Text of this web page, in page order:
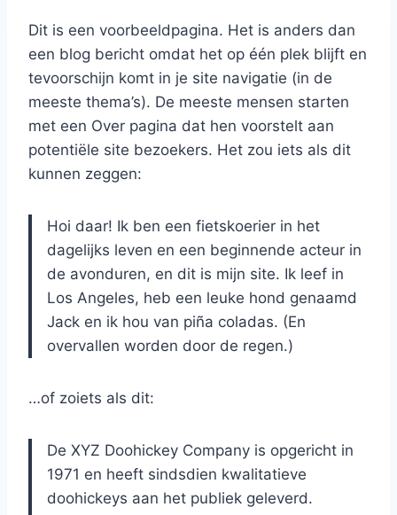
Dit is een voorbeeldpagina. Het is anders dan
een blog bericht omdat het op één plek blijft en
tevoorschijn komt in je site navigatie (in de
meeste thema’s). De meeste mensen starten
met een Over pagina dat hen voorstelt aan
potentiële site bezoekers. Het zou iets als dit
kunnen zeggen:
Hoi daar! Ik ben een fietskoerier in het
dagelijks leven en een beginnende acteur in
de avonduren, en dit is mijn site. Ik leef in
Los Angeles, heb een leuke hond genaamd
Jack en ik hou van piña coladas. (En
overvallen worden door de regen.)
…of zoiets als dit:
De XYZ Doohickey Company is opgericht in
1971 en heeft sindsdien kwalitatieve
doohickeys aan het publiek geleverd.